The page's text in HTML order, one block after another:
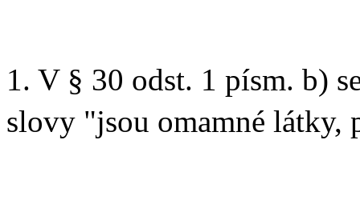
1. V § 30 odst. 1 písm. b)
slovy "jsou omamné látky,